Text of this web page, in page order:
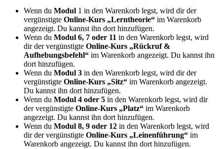
Wenn du Modul 1 in den Warenkorb legst, wird dir der
vergünstigte Online-Kurs „Lerntheorie“ im Warenkorb
angezeigt. Du kannst ihn dort hinzufügen.
Wenn du Modul 6, 7 oder 11 in den Warenkorb legst, wird
dir der vergünstigte Online-Kurs „Rückruf &
Aufhebungsbefehl“ im Warenkorb angezeigt. Du kannst ihn
dort hinzufügen.
Wenn du Modul 3 in den Warenkorb legst, wird dir der
vergünstigte Online-Kurs „Sitz“ im Warenkorb angezeigt.
Du kannst ihn dort hinzufügen.
Wenn du Modul 4 oder 5 in den Warenkorb legst, wird dir
der vergünstigte Online-Kurs „Platz“ im Warenkorb
angezeigt. Du kannst ihn dort hinzufügen.
Wenn du Modul 8, 9 oder 12 in den Warenkorb legst, wird
dir der vergünstigte Online-Kurs „Leinenführung“ im
Warenkorb angezeigt. Du kannst ihn dort hinzufügen.